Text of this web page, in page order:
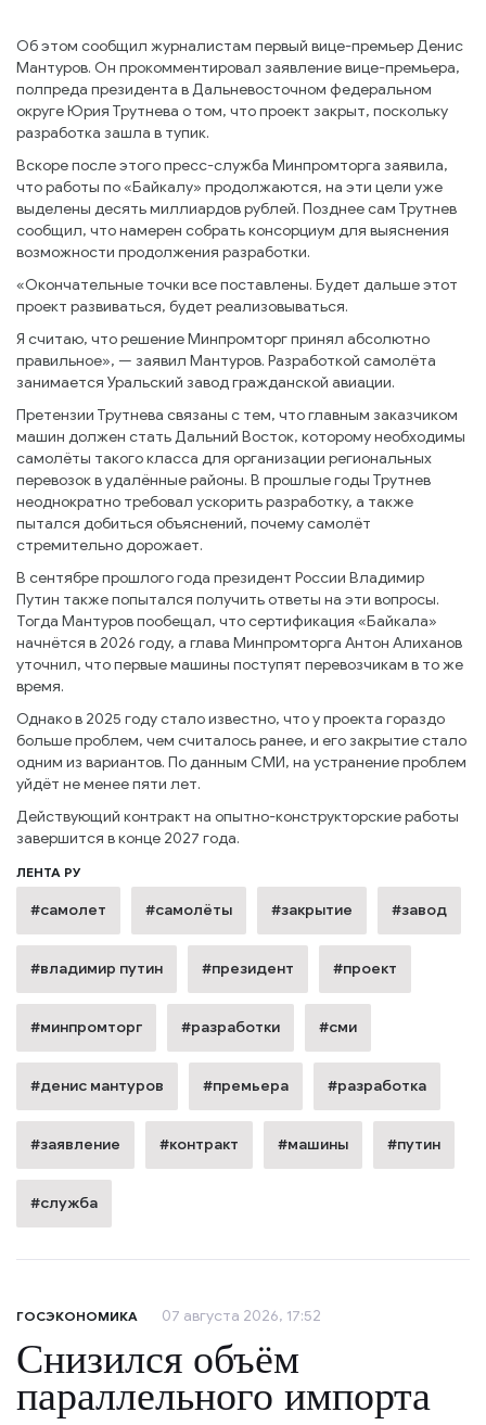
Об этом сообщил журналистам первый вице-премьер Денис
Мантуров. Он прокомментировал заявление вице-премьера,
полпреда президента в Дальневосточном федеральном
округе Юрия Трутнева о том, что проект закрыт, поскольку
разработка зашла в тупик.
Вскоре после этого пресс-служба Минпромторга заявила,
что работы по «Байкалу» продолжаются, на эти цели уже
выделены десять миллиардов рублей. Позднее сам Трутнев
сообщил, что намерен собрать консорциум для выяснения
возможности продолжения разработки.
«Окончательные точки все поставлены. Будет дальше этот
проект развиваться, будет реализовываться.
Я считаю, что решение Минпромторг принял абсолютно
правильное», — заявил Мантуров. Разработкой самолёта
занимается Уральский завод гражданской авиации.
Претензии Трутнева связаны с тем, что главным заказчиком
машин должен стать Дальний Восток, которому необходимы
самолёты такого класса для организации региональных
перевозок в удалённые районы. В прошлые годы Трутнев
неоднократно требовал ускорить разработку, а также
пытался добиться объяснений, почему самолёт
стремительно дорожает.
В сентябре прошлого года президент России Владимир
Путин также попытался получить ответы на эти вопросы.
Тогда Мантуров пообещал, что сертификация «Байкала»
начнётся в 2026 году, а глава Минпромторга Антон Алиханов
уточнил, что первые машины поступят перевозчикам в то же
время.
Однако в 2025 году стало известно, что у проекта гораздо
больше проблем, чем считалось ранее, и его закрытие стало
одним из вариантов. По данным СМИ, на устранение проблем
уйдёт не менее пяти лет.
Действующий контракт на опытно-конструкторские работы
завершится в конце 2027 года.
ЛЕНТА РУ
#самолет #самолёты #закрытие #завод
#владимир путин #президент #проект
#минпромторг #разработки #сми
#денис мантуров #премьера #разработка
#заявление #контракт #машины #путин
#служба
ГОСЭКОНОМИКА 07 августа 2026, 17:52
Снизился объём
параллельного импорта